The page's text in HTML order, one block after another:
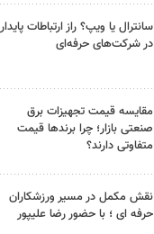
سانترال یا ویپ؟ راز ارتباطات پایدار
در شرکت‌های حرفه‌ای
مقایسه قیمت تجهیزات برق
صنعتی بازار؛ چرا برندها قیمت
متفاوتی دارند؟
نقش مکمل در مسیر ورزشکاران
حرفه ای ؛ با حضور رضا علیپور